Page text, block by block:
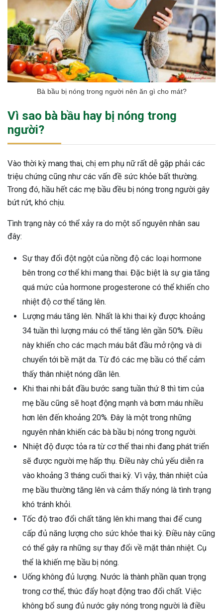
Sau Sinh Có Tự Khỏi
Thông Tin Cần Biết
sau sinh là tình trạng viêm da
phổ biến, khiến đôi bàn tay,
của chị em trở nên khô...
Bà bầu bị nóng trong người nên ăn gì cho mát?
Vì sao bà bầu hay bị nóng trong
người?
Vào thời kỳ mang thai, chị em phụ nữ rất dễ gặp phải các
triệu chứng cũng như các vấn đề sức khỏe bất thường.
Trong đó, hầu hết các mẹ bầu đều bị nóng trong người gây
bứt rứt, khó chịu.
Tình trạng này có thể xảy ra do một số nguyên nhân sau
đây:
Sự thay đổi đột ngột của nồng độ các loại hormone
bên trong cơ thể khi mang thai. Đặc biệt là sự gia tăng
quá mức của hormone progesterone có thể khiến cho
nhiệt độ cơ thể tăng lên.
Lượng máu tăng lên. Nhất là khi thai kỳ được khoảng
34 tuần thì lượng máu có thể tăng lên gần 50%. Điều
này khiến cho các mạch máu bắt đầu mở rộng và di
chuyển tới bề mặt da. Từ đó các mẹ bầu có thể cảm
thấy thân nhiệt nóng dần lên.
Khi thai nhi bắt đầu bước sang tuần thứ 8 thì tim của
mẹ bầu cũng sẽ hoạt động mạnh và bơm máu nhiều
hơn lên đến khoảng 20%. Đây là một trong những
nguyên nhân khiến các bà bầu bị nóng trong người.
Nhiệt độ được tỏa ra từ cơ thể thai nhi đang phát triển
sẽ được người mẹ hấp thụ. Điều này chủ yếu diễn ra
vào khoảng 3 tháng cuối thai kỳ. Vì vậy, thân nhiệt của
mẹ bầu thường tăng lên và cảm thấy nóng là tình trạng
khó tránh khỏi.
Tốc độ trao đổi chất tăng lên khi mang thai để cung
cấp đủ năng lượng cho sức khỏe thai kỳ. Điều này cũng
có thể gây ra những sự thay đổi về mặt thân nhiệt. Cụ
thể là khiến mẹ bầu bị nóng.
Uống không đủ lượng. Nước là thành phần quan trọng
trong cơ thể, thúc đẩy hoạt động trao đổi chất. Việc
không bổ sung đủ nước gây nóng trong người là điều